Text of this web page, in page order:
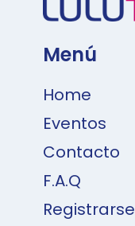
Menú
Home
Eventos
Contacto
F.A.Q
Registrarse